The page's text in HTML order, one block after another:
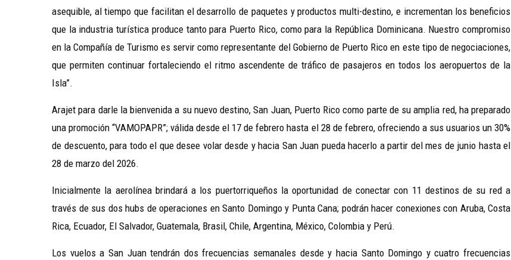
asequible, al tiempo que facilitan el desarrollo de paquetes y productos multi-destino, e incrementan los beneficios
que la industria turística produce tanto para Puerto Rico, como para la República Dominicana. Nuestro compromiso
en la Compañía de Turismo es servir como representante del Gobierno de Puerto Rico en este tipo de negociaciones,
que permiten continuar fortaleciendo el ritmo ascendente de tráfico de pasajeros en todos los aeropuertos de la
Isla”.
Arajet para darle la bienvenida a su nuevo destino, San Juan, Puerto Rico como parte de su amplia red, ha preparado
una promoción “VAMOPAPR”; válida desde el 17 de febrero hasta el 28 de febrero, ofreciendo a sus usuarios un 30%
de descuento, para todo el que desee volar desde y hacia San Juan pueda hacerlo a partir del mes de junio hasta el
28 de marzo del 2026.
Inicialmente la aerolínea brindará a los puertorriqueños la oportunidad de conectar con 11 destinos de su red a
través de sus dos hubs de operaciones en Santo Domingo y Punta Cana; podrán hacer conexiones con Aruba, Costa
Rica, Ecuador, El Salvador, Guatemala, Brasil, Chile, Argentina, México, Colombia y Perú.
Los vuelos a San Juan tendrán dos frecuencias semanales desde y hacia Santo Domingo y cuatro frecuencias